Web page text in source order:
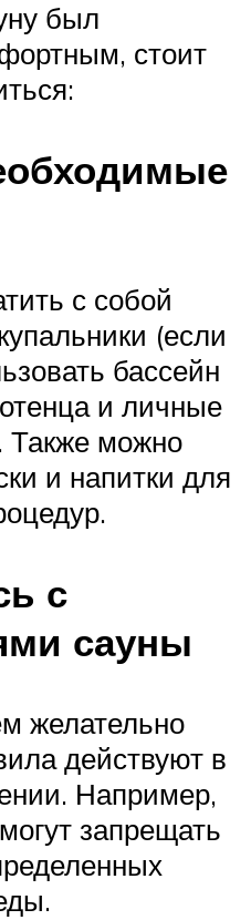
был
стоит
с собой
(если
бассейн
и личные
Также можно
и напитки для
с
сауны
желательно
действуют в
Например,
запрещать